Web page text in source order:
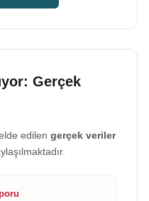
Gerçek
edilen gerçek veriler